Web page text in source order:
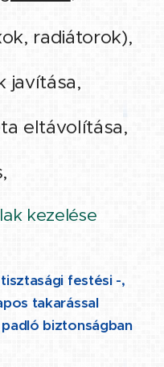
radiátorok),
javítása,
eltávolítása,
kezelése
festési -,
takarással
biztonságban